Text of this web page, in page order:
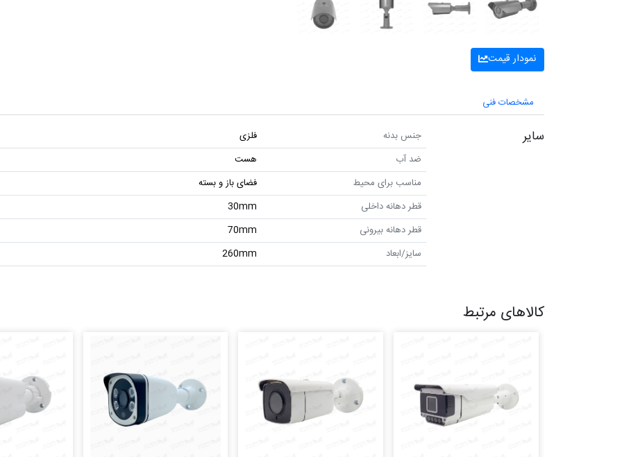
نمودار قیمت
مشخصات فنی
سایر جنس بدنه
فلزی
ضد آب
هست
مناسب برای محیط
فضای باز و بسته
قطر دهانه داخلی
30mm
قطر دهانه بیرونی
70mm
سایز/ابعاد
260mm
کالاهای مرتبط